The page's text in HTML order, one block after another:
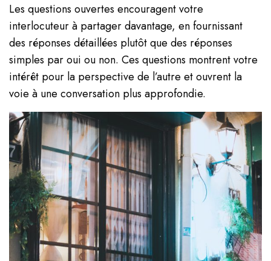
Les questions ouvertes encouragent votre
interlocuteur à partager davantage, en fournissant
des réponses détaillées plutôt que des réponses
simples par oui ou non. Ces questions montrent votre
intérêt pour la perspective de l’autre et ouvrent la
voie à une conversation plus approfondie.